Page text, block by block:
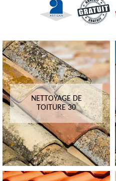
NETTOYAGE DE
TOITURE 30